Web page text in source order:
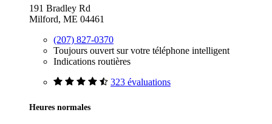
191 Bradley Rd
Milford, ME 04461
(207) 827-0370
Toujours ouvert sur votre téléphone intelligent
Indications routières
323 évaluations
Heures normales